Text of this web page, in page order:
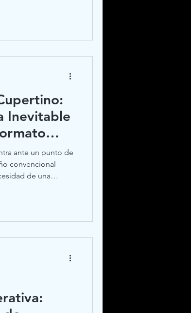
de los últimos
Inevitable
ante un punto de
convencional
de una
la confirmación de